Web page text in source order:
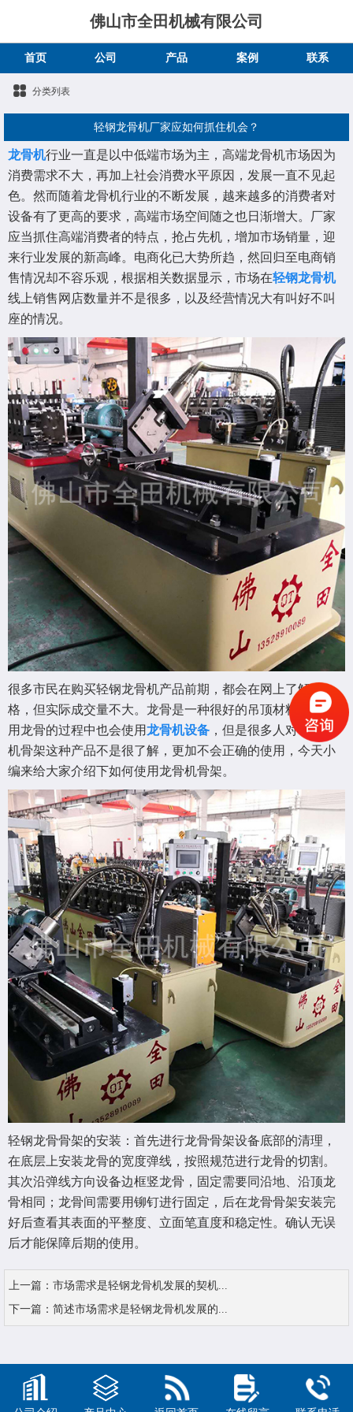
佛山市全田机械有限公司
首页 公司 产品 案例 联系
分类列表
轻钢龙骨机厂家应如何抓住机会？
龙骨机行业一直是以中低端市场为主，高端龙骨机市场因为
消费需求不大，再加上社会消费水平原因，发展一直不见起
色。然而随着龙骨机行业的不断发展，越来越多的消费者对
设备有了更高的要求，高端市场空间随之也日渐增大。厂家
应当抓住高端消费者的特点，抢占先机，增加市场销量，迎
来行业发展的新高峰。电商化已大势所趋，然回归至电商销
售情况却不容乐观，根据相关数据显示，市场在轻钢龙骨机
线上销售网店数量并不是很多，以及经营情况大有叫好不叫
座的情况。
很多市民在购买轻钢龙骨机产品前期，都会在网上了解价
格，但实际成交量不大。龙骨是一种很好的吊顶材料，在使
用龙骨的过程中也会使用龙骨机设备 ，但是很多人对于龙骨
机骨架这种产品不是很了解，更加不会正确的使用，今天小
编来给大家介绍下如何使用龙骨机骨架。
轻钢龙骨骨架的安装：首先进行龙骨骨架设备底部的清理，
在底层上安装龙骨的宽度弹线，按照规范进行龙骨的切割。
其次沿弹线方向设备边框竖龙骨，固定需要同沿地、沿顶龙
骨相同；龙骨间需要用铆钉进行固定，后在龙骨骨架安装完
好后查看其表面的平整度、立面笔直度和稳定性。确认无误
后才能保障后期的使用。
上一篇： 市场需求是轻钢龙骨机发展的契机...
下一篇： 简述市场需求是轻钢龙骨机发展的...